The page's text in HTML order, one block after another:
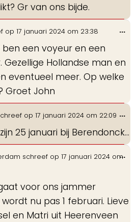
Gr van ons bijde.
op 17 januari 2024 om 23:38
ben een voyeur en een
Hollandse man en
eventueel meer. Op welke
Groet John
...
op 17 januari 2024 om 22:09
25 januari bij Berendonck...
...
schreef op 17 januari 2024 om
voor ons jammer
nu pas 1 februari. Lieve
en Matri uit Heerenveen
...